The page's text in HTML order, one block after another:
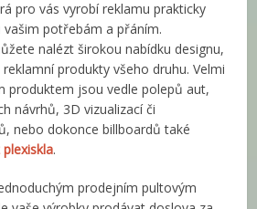
pro vás vyrobí reklamu prakticky
vašim potřebám a přáním.
nalézt širokou nabídku designu,
produkty všeho druhu. Velmi
produktem jsou vedle polepů aut,
návrhů, 3D vizualizací či
nebo dokonce billboardů také
.
prodejním pultovým